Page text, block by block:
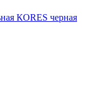
КORES черная